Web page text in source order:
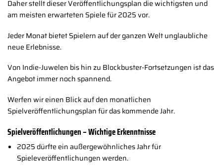
Daher stellt dieser Veröffentlichungsplan die wichtigsten und
am meisten erwarteten Spiele für 2025 vor.
Jeder Monat bietet Spielern auf der ganzen Welt unglaubliche
neue Erlebnisse.
Von Indie-Juwelen bis hin zu Blockbuster-Fortsetzungen ist das
Angebot immer noch spannend.
Werfen wir einen Blick auf den monatlichen
Spielveröffentlichungsplan für das kommende Jahr.
Spielveröffentlichungen – Wichtige Erkenntnisse
2025 dürfte ein außergewöhnliches Jahr für
Spieleveröffentlichungen werden.